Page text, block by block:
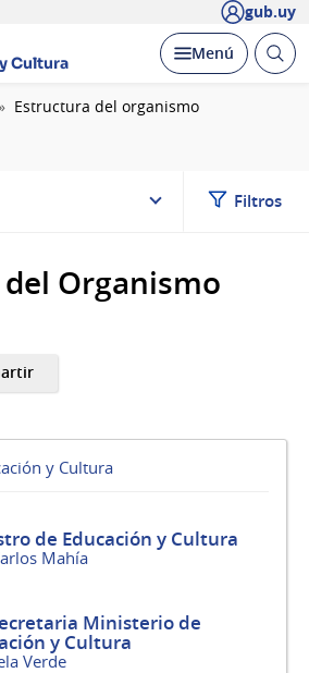
gub.uy
Cultura
Desplegar
Menú Abrir
Estructura del organismo
Filtros
Organismo
y Cultura
de Educación y Cultura
Mahía
Ministerio de
y Cultura
Verde